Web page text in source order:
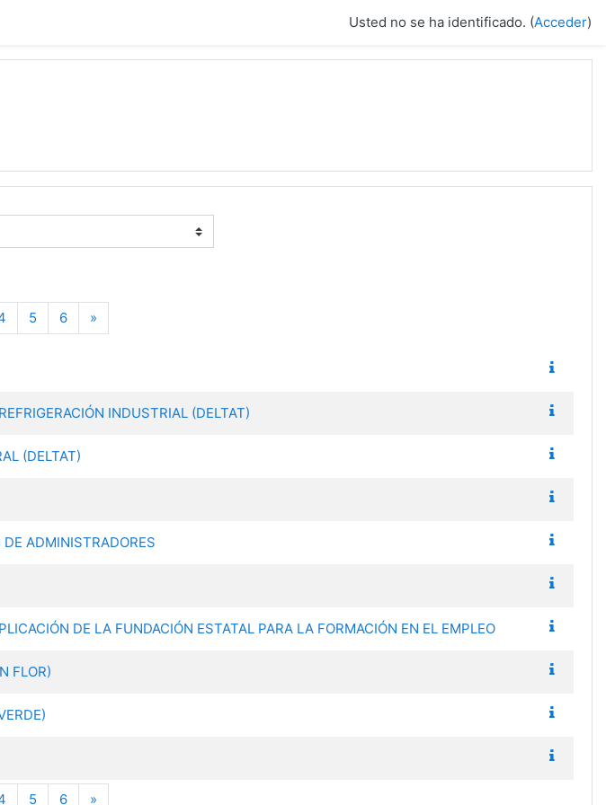
Usted no se ha identificado. (Acceder)
5 6 »
INDUSTRIAL (DELTAT)
(DELTAT)
ADMINISTRADORES
DE LA FUNDACIÓN ESTATAL PARA LA FORMACIÓN EN EL EMPLEO
FLOR)
5 6 »